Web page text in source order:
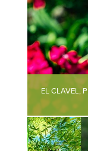
EL CLAVEL,